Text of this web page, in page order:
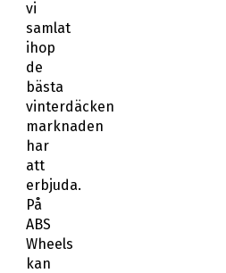
vi
samlat
ihop
de
bästa
vinterdäcken
marknaden
har
att
erbjuda.
På
ABS
Wheels
kan